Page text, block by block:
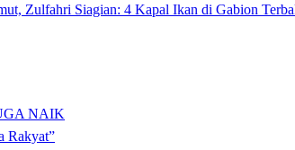
Zulfahri Siagian: 4 Kapal Ikan di Gabion
NAIK
Rakyat”